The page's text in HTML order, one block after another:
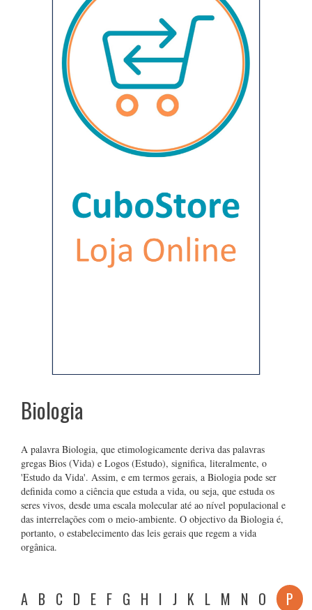
Biologia
A palavra Biologia, que etimologicamente deriva das palavras
gregas Bios (Vida) e Logos (Estudo), significa, literalmente, o
'Estudo da Vida'. Assim, e em termos gerais, a Biologia pode ser
definida como a ciência que estuda a vida, ou seja, que estuda os
seres vivos, desde uma escala molecular até ao nível populacional e
das interrelações com o meio-ambiente. O objectivo da Biologia é,
portanto, o estabelecimento das leis gerais que regem a vida
orgânica.
A B C D E F G H I J K L M N O P